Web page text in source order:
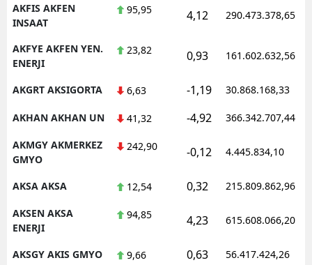
AKFIS AKFEN
INSAAT
95,95 4,12 290.473.378,65
AKFYE AKFEN YEN.
ENERJI
23,82 0,93 161.602.632,56
AKGRT AKSIGORTA 6,63 -1,19 30.868.168,33
AKHAN AKHAN UN 41,32 -4,92 366.342.707,44
AKMGY AKMERKEZ
GMYO
242,90 -0,12 4.445.834,10
AKSA AKSA 12,54 0,32 215.809.862,96
AKSEN AKSA
ENERJI
94,85 4,23 615.608.066,20
AKSGY AKIS GMYO 9,66 0,63 56.417.424,26